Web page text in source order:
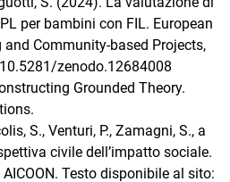
per bambini con FIL. European
Community-based Projects,
zenodo.12684008
Grounded Theory.
S., Venturi, P., Zamagni, S., a
civile dell’impatto sociale.
Testo disponibile al sito: